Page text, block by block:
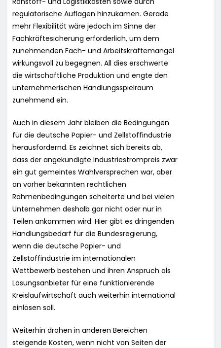
regulatorische Auflagen hinzukamen. Gerade
mehr Flexibilität wäre jedoch im Sinne der
Fachkräftesicherung erforderlich, um dem
zunehmenden Fach- und Arbeitskräftemangel
wirkungsvoll zu begegnen. All dies erschwerte
die wirtschaftliche Produktion und engte den
unternehmerischen Handlungsspielraum
zunehmend ein.
Auch in diesem Jahr bleiben die Bedingungen
für die deutsche Papier- und Zellstoffindustrie
herausfordernd. Es zeichnet sich bereits ab,
dass der angekündigte Industriestrompreis zwar
ein gut gemeintes Wahlversprechen war, aber
an vorher bekannten rechtlichen
Rahmenbedingungen scheiterte und bei vielen
Unternehmen deshalb gar nicht oder nur in
Teilen ankommen wird. Hier gibt es dringenden
Handlungsbedarf für die Bundesregierung,
wenn die deutsche Papier- und
Zellstoffindustrie im internationalen
Wettbewerb bestehen und ihren Anspruch als
Lösungsanbieter für eine funktionierende
Kreislaufwirtschaft auch weiterhin international
einlösen soll.
Weiterhin drohen in anderen Bereichen
steigende Kosten, wenn nicht von Seiten der